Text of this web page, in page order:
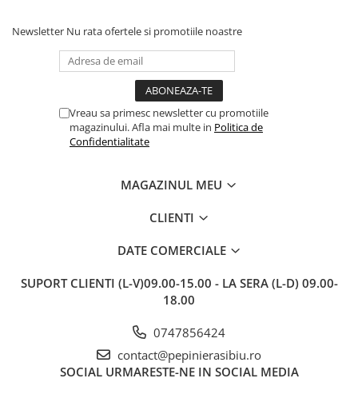
transportului. Se vede că au fost
Newsletter Nu rata ofertele si promotiile noastre
Vreau sa primesc newsletter cu promotiile
magazinului. Afla mai multe in Politica de
Confidentialitate
MAGAZINUL MEU
CLIENTI
DATE COMERCIALE
SUPORT CLIENTI (L-V)09.00-15.00 - LA SERA (L-D) 09.00-
18.00
0747856424
contact@pepinierasibiu.ro
SOCIAL URMARESTE-NE IN SOCIAL MEDIA